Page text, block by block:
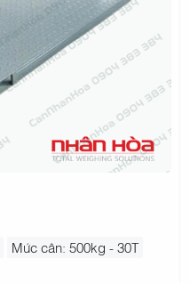
Mức cân: 500kg - 30T